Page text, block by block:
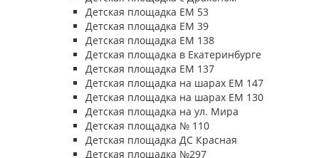
Детская площадка ЕМ 53
Детская площадка ЕМ 39
Детская площадка ЕМ 138
Детская площадка в Екатеринбурге
Детская площадка ЕМ 137
Детская площадка на шарах ЕМ 147
Детская площадка на шарах ЕМ 130
Детская площадка на ул. Мира
Детская площадка № 110
Детская площадка ДС Красная
Детская площадка №297